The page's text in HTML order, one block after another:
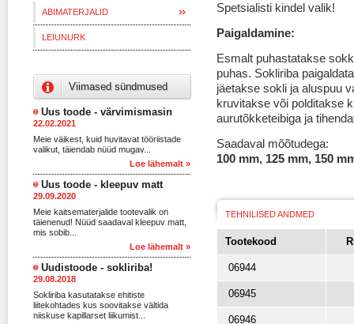
ABIMATERJALID
LEIUNURK
Viimased sündmused
Uus toode - värvimismasin
22.02.2021
Meie väikest, kuid huvitavat tööriistade
valikut, täiendab nüüd mugav...
Loe lähemalt »
Uus toode - kleepuv matt
29.09.2020
Meie kaitsematerjalide tootevalik on
täienenud! Nüüd saadaval kleepuv matt,
mis sobib...
Loe lähemalt »
Uudistoode - sokliriba!
29.08.2018
Sokliriba kasutatakse ehitiste
liitekohtades kus soovitakse vältida
niiskuse kapillarset liikumist...
Spetsialisti kindel valik!
Paigaldamine:
Esmalt puhastatakse
puhas. Sokliriba
jäetakse sokli ja aluspuu
kruvitakse või polditakse
aurutõkketeibiga ja
Saadaval mõõtudega:
100 mm, 125 mm, 150
TEHNILISED ANDMED
Tootekood
06944
06945
06946